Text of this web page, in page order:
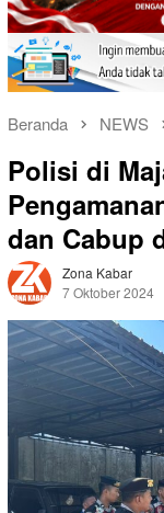
Beranda NEWS
Polisi di
dan Cabup
Zona Kabar
7 Oktober 2024